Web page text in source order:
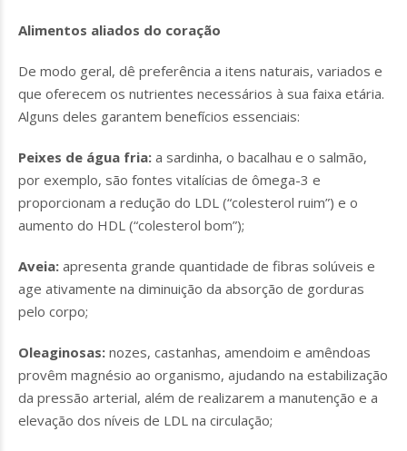
Alimentos aliados do coração
De modo geral, dê preferência a itens naturais, variados e
que oferecem os nutrientes necessários à sua faixa etária.
Alguns deles garantem benefícios essenciais:
Peixes de água fria: a sardinha, o bacalhau e o salmão,
por exemplo, são fontes vitalícias de ômega-3 e
proporcionam a redução do LDL (“colesterol ruim”) e o
aumento do HDL (“colesterol bom”);
Aveia: apresenta grande quantidade de fibras solúveis e
age ativamente na diminuição da absorção de gorduras
pelo corpo;
Oleaginosas: nozes, castanhas, amendoim e amêndoas
provêm magnésio ao organismo, ajudando na estabilização
da pressão arterial, além de realizarem a manutenção e a
elevação dos níveis de LDL na circulação;